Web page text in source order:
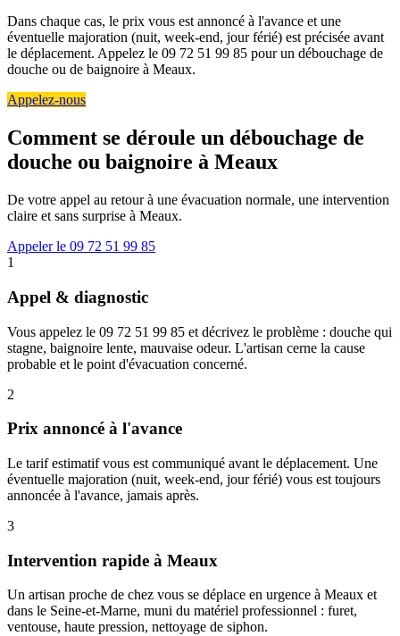
Dans chaque cas, le prix vous est annoncé à l'avance et une
éventuelle majoration (nuit, week-end, jour férié) est précisée avant
le déplacement. Appelez le 09 72 51 99 85 pour un débouchage de
douche ou de baignoire à Meaux.
Appelez-nous
Comment se déroule un débouchage de
douche ou baignoire à Meaux
De votre appel au retour à une évacuation normale, une intervention
claire et sans surprise à Meaux.
Appeler le 09 72 51 99 85
1
Appel & diagnostic
Vous appelez le 09 72 51 99 85 et décrivez le problème : douche qui
stagne, baignoire lente, mauvaise odeur. L'artisan cerne la cause
probable et le point d'évacuation concerné.
2
Prix annoncé à l'avance
Le tarif estimatif vous est communiqué avant le déplacement. Une
éventuelle majoration (nuit, week-end, jour férié) vous est toujours
annoncée à l'avance, jamais après.
3
Intervention rapide à Meaux
Un artisan proche de chez vous se déplace en urgence à Meaux et
dans le Seine-et-Marne, muni du matériel professionnel : furet,
ventouse, haute pression, nettoyage de siphon.